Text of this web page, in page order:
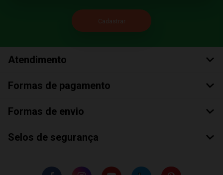
Atendimento
Formas de pagamento
Formas de envio
Selos de segurança